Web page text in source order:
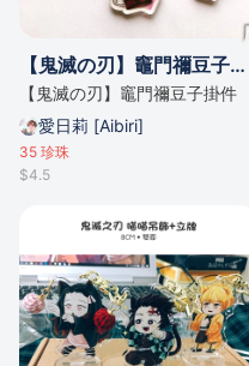
【鬼滅の刃】竈門禰豆子掛件
【鬼滅の刃】竈門禰豆子掛件
愛日莉 [Aibiri]
35 珍珠
$4.5